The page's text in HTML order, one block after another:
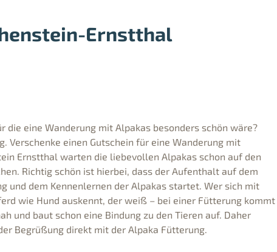
Ernstthal
die eine Wanderung mit Alpakas besonders schön wäre?
Verschenke einen Gutschein für eine Wanderung mit
Ernstthal warten die liebevollen Alpakas schon auf den
Richtig schön ist hierbei, dass der Aufenthalt auf dem
und dem Kennenlernen der Alpakas startet. Wer sich mit
wie Hund auskennt, der weiß – bei einer Fütterung kommt
und baut schon eine Bindung zu den Tieren auf. Daher
Begrüßung direkt mit der Alpaka Fütterung.